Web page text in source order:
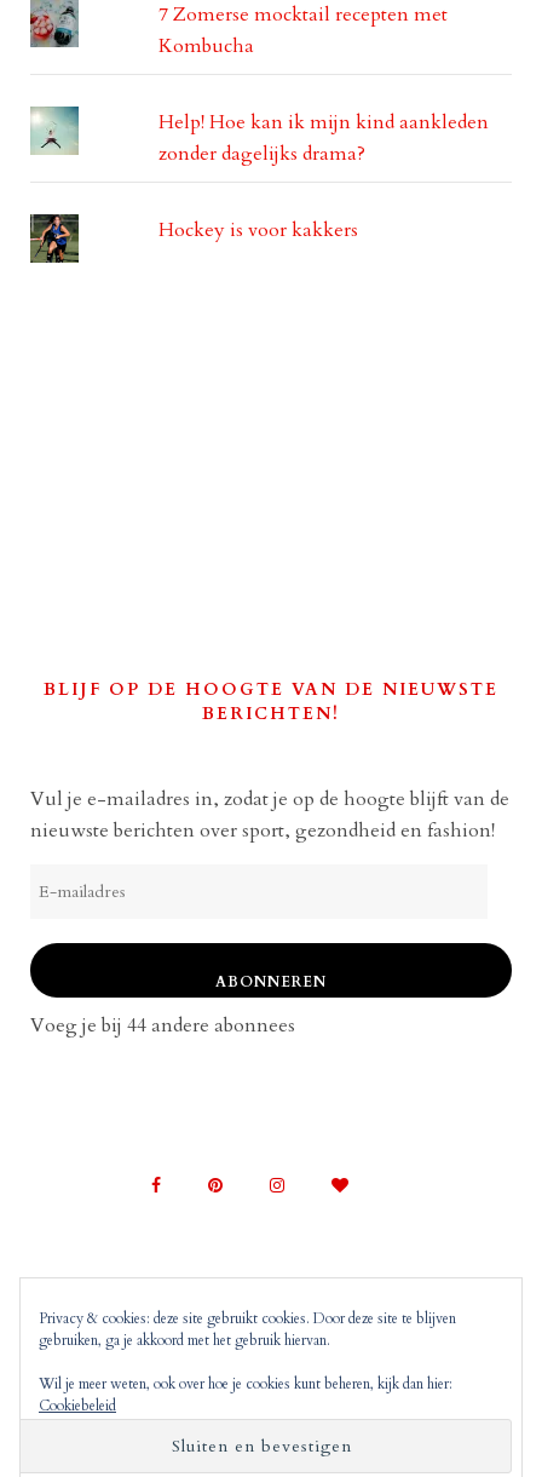
7 Zomerse mocktail recepten met
Kombucha
Help! Hoe kan ik mijn kind aankleden
zonder dagelijks drama?
Hockey is voor kakkers
BLIJF OP DE HOOGTE VAN DE NIEUWSTE
BERICHTEN!
Vul je e-mailadres in, zodat je op de hoogte blijft van de
nieuwste berichten over sport, gezondheid en fashion!
mailadres
ABONNEREN
Voeg je bij 44 andere abonnees
© 2022 Mom on Top |Copyright, Disclaimer en
PrivacyverklaringMom on Top bevat advertenties en
‘monitized of affiliated’ links. Dit wil zeggen dat
wanneer jij op deze links klikt, wij hier mogelijk
Privacy & cookies: deze site gebruikt cookies. Door deze site te blijven
gebruiken, ga je akkoord met het gebruik hiervan.
Wil je meer weten, ook over hoe je cookies kunt beheren, kijk dan hier:
Cookiebeleid